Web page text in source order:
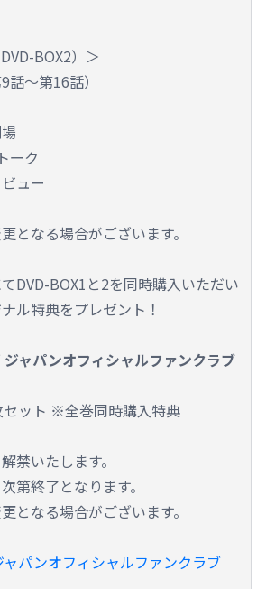
BOX2）＞
話～第16話）
ーク
ュー
となる場合がございます。
DVD-BOX1と2を同時購入いただい
ル特典をプレゼント！
ジャパンオフィシャルファンクラブ
セット ※全巻同時購入特典
禁いたします。
第終了となります。
となる場合がございます。
ャパンオフィシャルファンクラブ